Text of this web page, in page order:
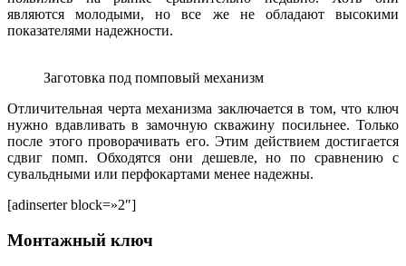
являются молодыми, но все же не обладают высокими
показателями надежности.
Заготовка под помповый механизм
Отличительная черта механизма заключается в том, что ключ
нужно вдавливать в замочную скважину посильнее. Только
после этого проворачивать его. Этим действием достигается
сдвиг помп. Обходятся они дешевле, но по сравнению с
сувальдными или перфокартами менее надежны.
[adinserter block=»2″]
Монтажный ключ